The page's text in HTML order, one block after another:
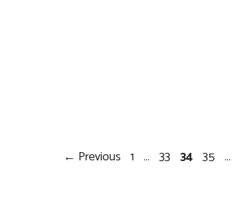
← Previous Page
1 … Page
33 Page
34 Page
35 …